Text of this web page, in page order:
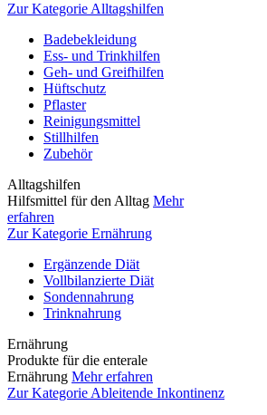
Zur Kategorie Alltagshilfen
Badebekleidung
Ess- und Trinkhilfen
Geh- und Greifhilfen
Hüftschutz
Pflaster
Reinigungsmittel
Stillhilfen
Zubehör
Alltagshilfen
Hilfsmittel für den Alltag Mehr
erfahren
Zur Kategorie Ernährung
Ergänzende Diät
Vollbilanzierte Diät
Sondennahrung
Trinknahrung
Ernährung
Produkte für die enterale
Ernährung Mehr erfahren
Zur Kategorie Ableitende Inkontinenz